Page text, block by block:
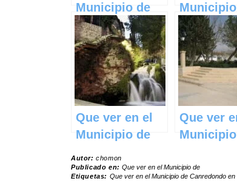
Municipio de
Arrancacepas
en Castilla La
Mancha
en
Mancha
Que ver en el
Municipio de
Castilla La
Que ver
Jorquera
Autor:chomon
Publicado en:Que ver en el Municipio de
Etiquetas: Que ver en el Municipio de Canredondo en